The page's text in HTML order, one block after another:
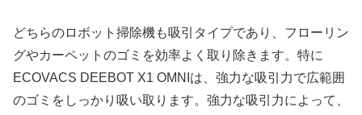
どちらのロボット掃除機も吸引タイプであり、フローリン
グやカーペットのゴミを効率よく取り除きます。特に
ECOVACS DEEBOT X1 OMNIは、強力な吸引力で広範囲
のゴミをしっかり吸い取ります。強力な吸引力によって、